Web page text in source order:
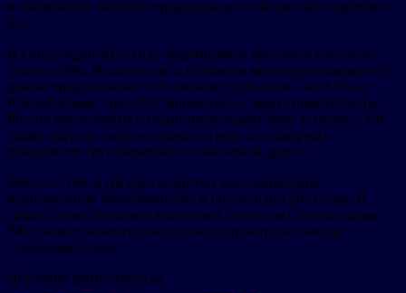
и снижением экспорта продукции российских металлургов в
ЕС.
В I полугодии 2022 года общемировое производство стали
упало на 6%. В частности, в Германии металлурги выдали на
рынок продукции на 5,5% меньше, в Японии – на 4,3%, в
Южной Корее – на 3,9%. Кроме того, с марта правительство
России ввело квоты и ограничило вывоз лома за рубеж. Это
также сыграло свою негативную роль в суммарных
показателях грузоперевозок по железной дороге.
Вместе с тем, в ЦБ прогнозируют восстановление
национальной экономики уже в I полугодии 2023 года. В
связи с этим, полагают аналитики, ситуация с перевозками
РЖД может окончательно стабилизироваться с начала
следующего года.
Источник фото: sekom.su